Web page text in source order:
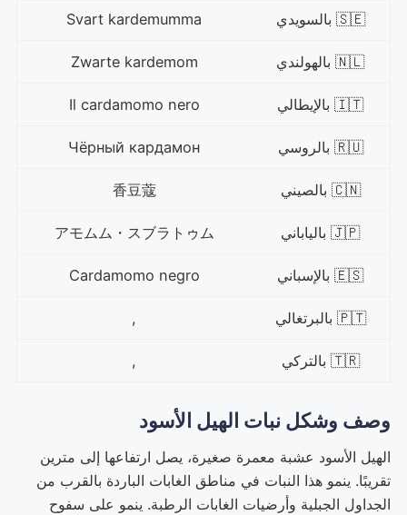
🇸🇪 بالسويدي Svart kardemumma
🇳🇱 بالهولندي Zwarte kardemom
🇮🇹 بالإيطالي Il cardamomo nero
🇷🇺 بالروسي Чёрный кардамон
🇨🇳 بالصيني 香豆蔻
🇯🇵 بالياباني アモムム・スブラトゥム
🇪🇸 بالإسباني Cardamomo negro
🇵🇹 بالبرتغالي ,
🇹🇷 بالتركي ,
وصف وشكل نبات الهيل الأسود
الهيل الأسود عشبة معمرة صغيرة، يصل ارتفاعها إلى مترين
تقريبًا. ينمو هذا النبات في مناطق الغابات الباردة بالقرب من
الجداول الجبلية وأرضيات الغابات الرطبة. ينمو على سفوح